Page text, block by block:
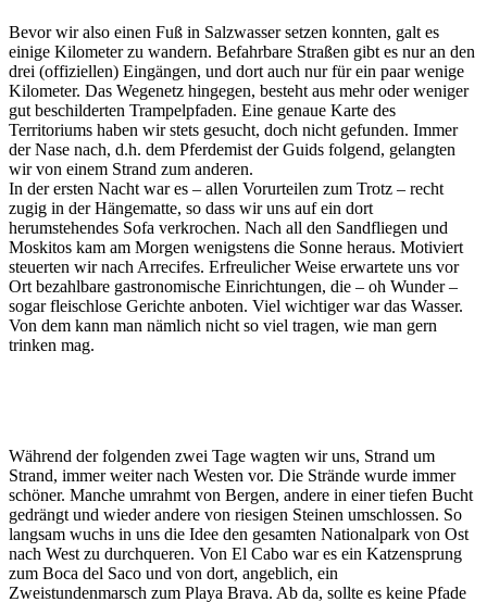
Bevor wir also einen Fuß in Salzwasser setzen konnten, galt es
einige Kilometer zu wandern. Befahrbare Straßen gibt es nur an den
drei (offiziellen) Eingängen, und dort auch nur für ein paar wenige
Kilometer. Das Wegenetz hingegen, besteht aus mehr oder weniger
gut beschilderten Trampelpfaden. Eine genaue Karte des
Territoriums haben wir stets gesucht, doch nicht gefunden. Immer
der Nase nach, d.h. dem Pferdemist der Guids folgend, gelangten
wir von einem Strand zum anderen.
In der ersten Nacht war es – allen Vorurteilen zum Trotz – recht
zugig in der Hängematte, so dass wir uns auf ein dort
herumstehendes Sofa verkrochen. Nach all den Sandfliegen und
Moskitos kam am Morgen wenigstens die Sonne heraus. Motiviert
steuerten wir nach Arrecifes. Erfreulicher Weise erwartete uns vor
Ort bezahlbare gastronomische Einrichtungen, die – oh Wunder –
sogar fleischlose Gerichte anboten. Viel wichtiger war das Wasser.
Von dem kann man nämlich nicht so viel tragen, wie man gern
trinken mag.
Während der folgenden zwei Tage wagten wir uns, Strand um
Strand, immer weiter nach Westen vor. Die Strände wurde immer
schöner. Manche umrahmt von Bergen, andere in einer tiefen Bucht
gedrängt und wieder andere von riesigen Steinen umschlossen. So
langsam wuchs in uns die Idee den gesamten Nationalpark von Ost
nach West zu durchqueren. Von El Cabo war es ein Katzensprung
zum Boca del Saco und von dort, angeblich, ein
Zweistundenmarsch zum Playa Brava. Ab da, sollte es keine Pfade